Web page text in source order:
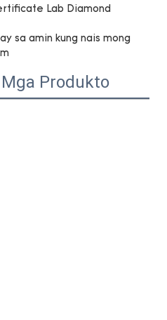
sa amin kung nais mong
Produkto